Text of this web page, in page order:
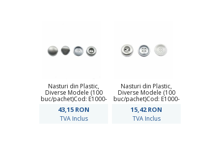
Nasturi din Plastic,
Diverse Modele (100
buc/pachet)Cod: E1000-
43,15 RON
TVA Inclus
Nasturi din Plastic,
Diverse Modele (100
buc/pachet)Cod: E1000-
15,42RON
TVA Inclus